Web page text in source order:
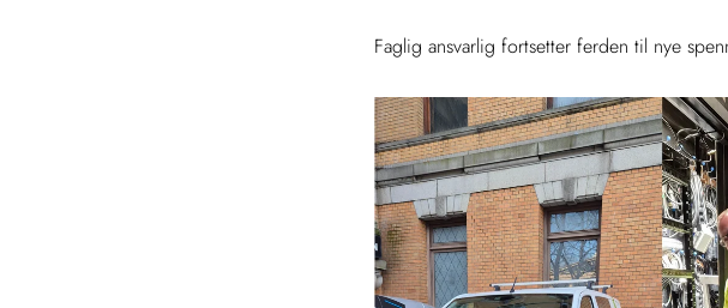
Faglig ansvarlig fortsetter ferden til nye